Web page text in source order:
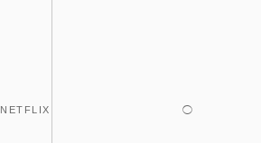
NETFLIX ◯